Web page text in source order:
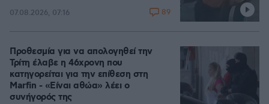
07.08.2026, 07:16 89
Προθεσμία για να απολογηθεί την
Τρίτη έλαβε η 46χρονη που
κατηγορείται για την επίθεση στη
Marfin - «Είναι αθώα» λέει ο
συνήγορός της